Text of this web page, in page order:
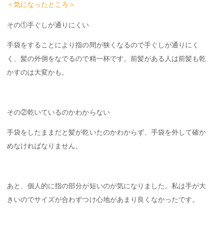
＜気になったところ＞
その①手ぐしが通りにくい
手袋をすることにより指の間が狭くなるので手ぐしが通りにく
く、髪の外側をなでるので精一杯です。前髪がある人は前髪も乾
かすのは大変かも。
その②乾いているのかわからない
手袋をしたままだと髪が乾いたのかわからず、手袋を外して確か
めなければなりません。
あと、個人的に指の部分が短いのが気になりました。私は手が大
きいのでサイズが合わずつけ心地があまり良くなかったです。